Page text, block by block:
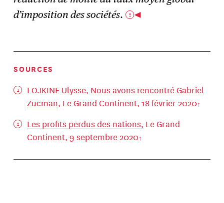
d’imposition des sociétés. 2
SOURCES
LOJKINE Ulysse, Nous avons rencontré Gabriel
Zucman, Le Grand Continent, 18 février 2020
Les profits perdus des nations, Le Grand
Continent, 9 septembre 2020